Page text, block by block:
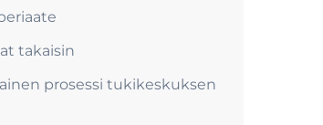
takaisin
prosessi tukikeskuksen